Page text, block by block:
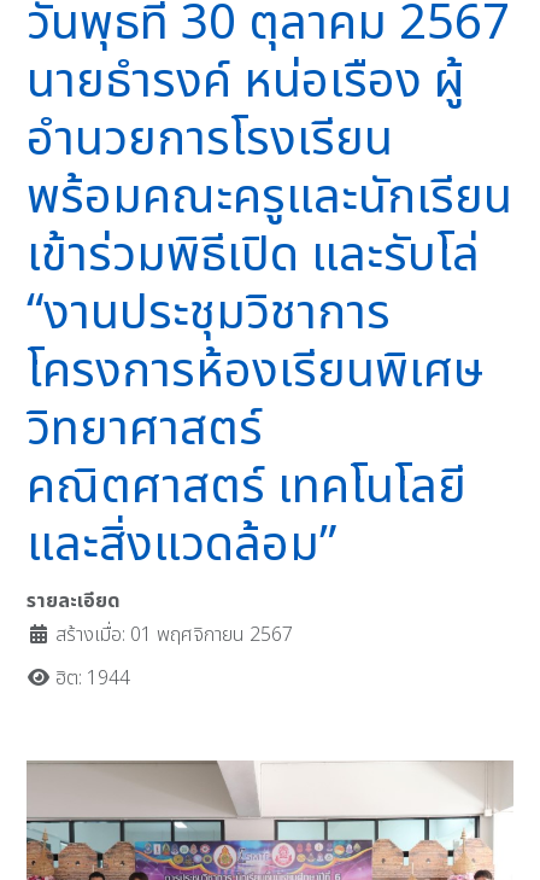
วันพุธที่ 30 ตุลาคม 2567
นายธำรงค์ หน่อเรือง ผู้
อำนวยการโรงเรียน
พร้อมคณะครูและนักเรียน
เข้าร่วมพิธีเปิด และรับโล่
“งานประชุมวิชาการ
โครงการห้องเรียนพิเศษ
วิทยาศาสตร์
คณิตศาสตร์ เทคโนโลยี
และสิ่งแวดล้อม”
รายละเอียด
สร้างเมื่อ: 01 พฤศจิกายน 2567
ฮิต: 1944